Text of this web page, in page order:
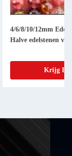
4/6/8/10/12mm
Halve edelstenen
Krijg